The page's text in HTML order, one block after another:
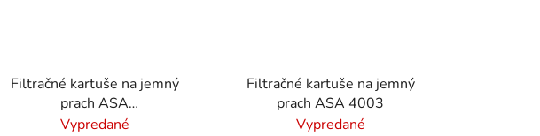
Filtračné kartuše na jemný
prach ASA
3303/2403/2401/2553/2053/2051
Vypredané
Filtračné kartuše na jemný
prach ASA 4003
Vypredané